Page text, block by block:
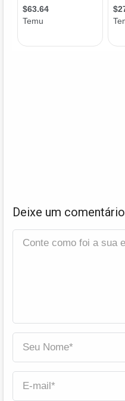
Deixe um comentário